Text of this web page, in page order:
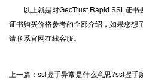
以上就是对GeoTrust Rapid SSL证书
证书购买价格参考的全部介绍，如果您想
请联系官网在线客服。
上一篇：ssl握手异常是什么意思?ssl握手